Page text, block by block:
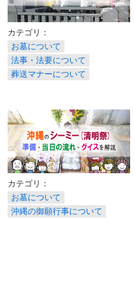
お墓について
法事・法要について
葬送マナーについて
お墓について
沖縄の御願行事について